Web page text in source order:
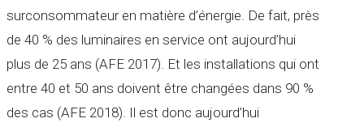
surconsommateur en matière d’énergie. De fait, près
de 40 % des luminaires en service ont aujourd’hui
plus de 25 ans (AFE 2017). Et les installations qui ont
entre 40 et 50 ans doivent être changées dans 90 %
des cas (AFE 2018). Il est donc aujourd’hui